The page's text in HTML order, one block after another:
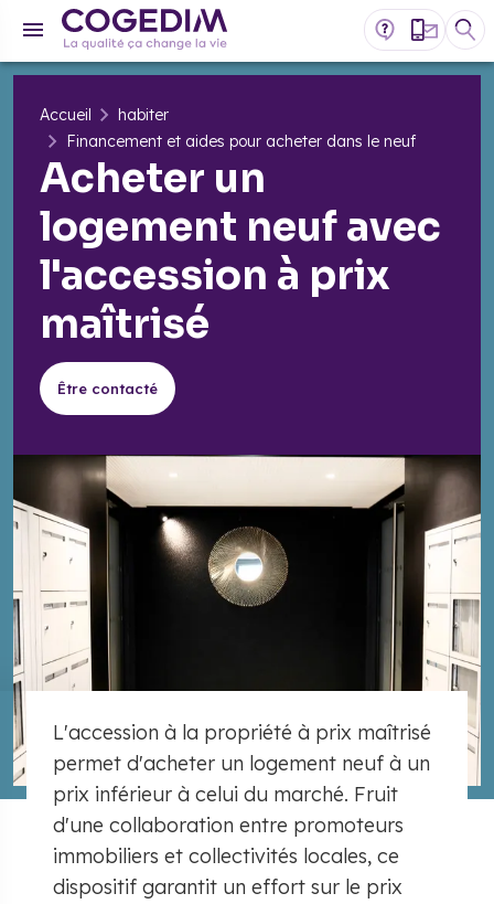
Accueil
habiter
Financement et aides pour acheter dans le neuf
Acheter un
logement neuf avec
l'accession à prix
maîtrisé
Être contacté
L'accession à la propriété à prix maîtrisé
permet d'acheter un logement neuf à un
prix inférieur à celui du marché. Fruit
d'une collaboration entre promoteurs
immobiliers et collectivités locales, ce
dispositif garantit un effort sur le prix